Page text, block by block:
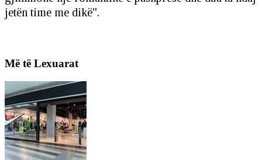
jetën time me dikë".
Më të Lexuarat